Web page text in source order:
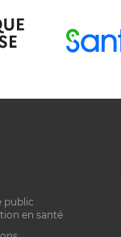
public
en santé